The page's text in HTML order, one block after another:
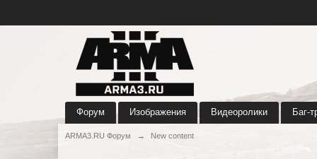
Форум Изображения Видеоролики Баг-
ARMA3.RU Форум → New content